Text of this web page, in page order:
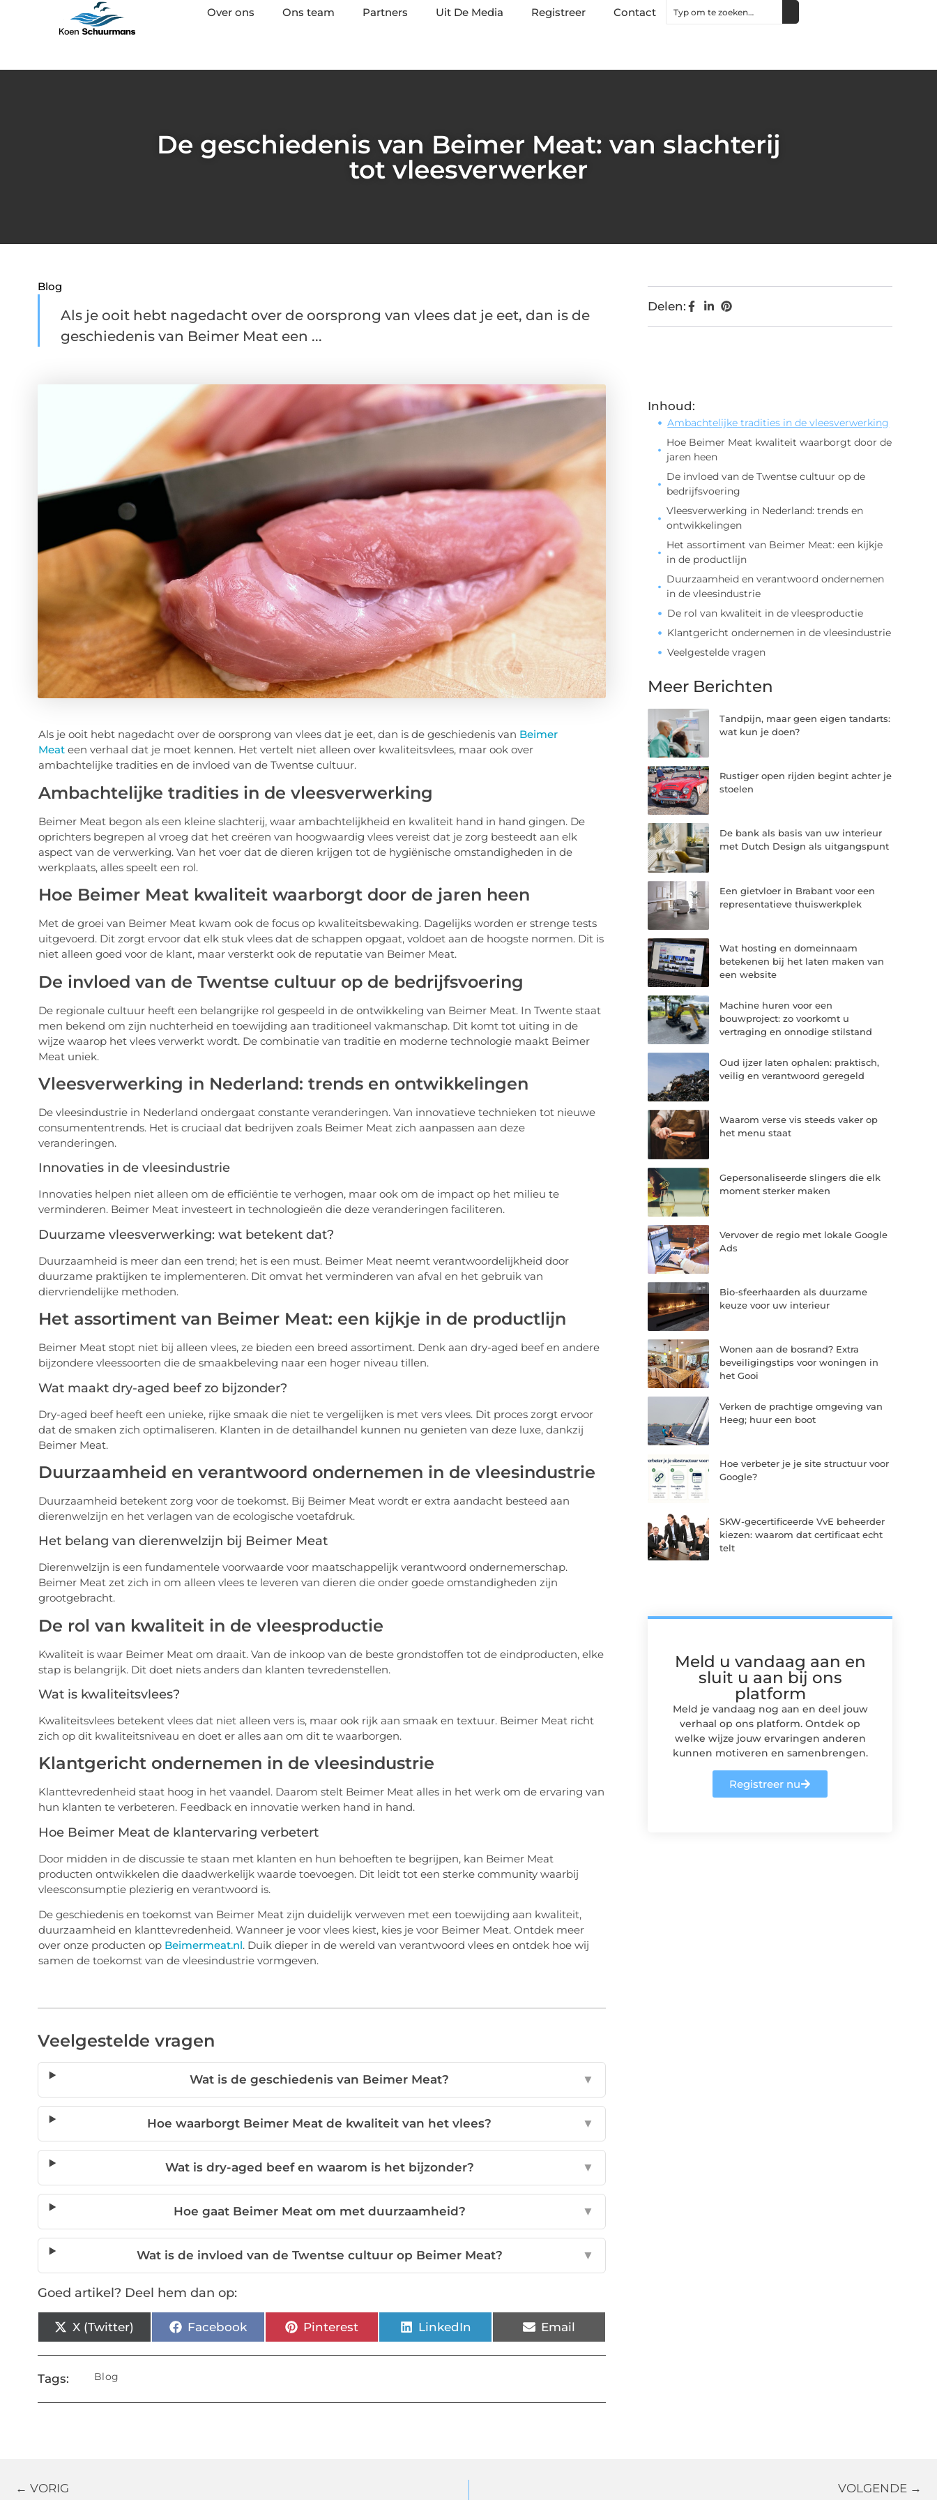
Over ons Ons team Partners Uit De Media Registreer Contact
De geschiedenis van Beimer Meat: van slachterij
tot vleesverwerker
Blog
Als je ooit hebt nagedacht over de oorsprong van vlees dat je eet, dan is de
geschiedenis van Beimer Meat een ...
Als je ooit hebt nagedacht over de oorsprong van vlees dat je eet, dan is de geschiedenis van Beimer
Meateen verhaal dat je moet kennen. Het vertelt niet alleen over kwaliteitsvlees, maar ook over
ambachtelijke tradities en de invloed van de Twentse cultuur.
Ambachtelijke tradities in de vleesverwerking
Beimer Meat begon als een kleine slachterij, waar ambachtelijkheid en kwaliteit hand in hand gingen. De
oprichters begrepen al vroeg dat het creëren van hoogwaardig vlees vereist dat je zorg besteedt aan elk
aspect van de verwerking. Van het voer dat de dieren krijgen tot de hygiënische omstandigheden in de
werkplaats, alles speelt een rol.
Hoe Beimer Meat kwaliteit waarborgt door de jaren heen
Met de groei van Beimer Meat kwam ook de focus op kwaliteitsbewaking. Dagelijks worden er strenge tests
uitgevoerd. Dit zorgt ervoor dat elk stuk vlees dat de schappen opgaat, voldoet aan de hoogste normen. Dit is
niet alleen goed voor de klant, maar versterkt ook de reputatie van Beimer Meat.
De invloed van de Twentse cultuur op de bedrijfsvoering
De regionale cultuur heeft een belangrijke rol gespeeld in de ontwikkeling van Beimer Meat. In Twente staat
men bekend om zijn nuchterheid en toewijding aan traditioneel vakmanschap. Dit komt tot uiting in de
wijze waarop het vlees verwerkt wordt. De combinatie van traditie en moderne technologie maakt Beimer
Meat uniek.
Vleesverwerking in Nederland: trends en ontwikkelingen
De vleesindustrie in Nederland ondergaat constante veranderingen. Van innovatieve technieken tot nieuwe
consumententrends. Het is cruciaal dat bedrijven zoals Beimer Meat zich aanpassen aan deze
veranderingen.
Innovaties in de vleesindustrie
Innovaties helpen niet alleen om de efficiëntie te verhogen, maar ook om de impact op het milieu te
verminderen. Beimer Meat investeert in technologieën die deze veranderingen faciliteren.
Duurzame vleesverwerking: wat betekent dat?
Duurzaamheid is meer dan een trend; het is een must. Beimer Meat neemt verantwoordelijkheid door
duurzame praktijken te implementeren. Dit omvat het verminderen van afval en het gebruik van
diervriendelijke methoden.
Het assortiment van Beimer Meat: een kijkje in de productlijn
Beimer Meat stopt niet bij alleen vlees, ze bieden een breed assortiment. Denk aan dry-aged beef en andere
bijzondere vleessoorten die de smaakbeleving naar een hoger niveau tillen.
Wat maakt dry-aged beef zo bijzonder?
Dry-aged beef heeft een unieke, rijke smaak die niet te vergelijken is met vers vlees. Dit proces zorgt ervoor
dat de smaken zich optimaliseren. Klanten in de detailhandel kunnen nu genieten van deze luxe, dankzij
Beimer Meat.
Duurzaamheid en verantwoord ondernemen in de vleesindustrie
Duurzaamheid betekent zorg voor de toekomst. Bij Beimer Meat wordt er extra aandacht besteed aan
dierenwelzijn en het verlagen van de ecologische voetafdruk.
Het belang van dierenwelzijn bij Beimer Meat
Dierenwelzijn is een fundamentele voorwaarde voor maatschappelijk verantwoord ondernemerschap.
Beimer Meat zet zich in om alleen vlees te leveren van dieren die onder goede omstandigheden zijn
grootgebracht.
De rol van kwaliteit in de vleesproductie
Kwaliteit is waar Beimer Meat om draait. Van de inkoop van de beste grondstoffen tot de eindproducten, elke
stap is belangrijk. Dit doet niets anders dan klanten tevredenstellen.
Wat is kwaliteitsvlees?
Kwaliteitsvlees betekent vlees dat niet alleen vers is, maar ook rijk aan smaak en textuur. Beimer Meat richt
zich op dit kwaliteitsniveau en doet er alles aan om dit te waarborgen.
Klantgericht ondernemen in de vleesindustrie
Klanttevredenheid staat hoog in het vaandel. Daarom stelt Beimer Meat alles in het werk om de ervaring van
hun klanten te verbeteren. Feedback en innovatie werken hand in hand.
Hoe Beimer Meat de klantervaring verbetert
Door midden in de discussie te staan met klanten en hun behoeften te begrijpen, kan Beimer Meat
producten ontwikkelen die daadwerkelijk waarde toevoegen. Dit leidt tot een sterke community waarbij
vleesconsumptie plezierig en verantwoord is.
De geschiedenis en toekomst van Beimer Meat zijn duidelijk verweven met een toewijding aan kwaliteit,
duurzaamheid en klanttevredenheid. Wanneer je voor vlees kiest, kies je voor Beimer Meat. Ontdek meer
over onze producten op Beimermeat.nl. Duik dieper in de wereld van verantwoord vlees en ontdek hoe wij
samen de toekomst van de vleesindustrie vormgeven.
Veelgestelde vragen
Wat is de geschiedenis van Beimer Meat? ▼
Hoe waarborgt Beimer Meat de kwaliteit van het vlees? ▼
Wat is dry-aged beef en waarom is het bijzonder? ▼
Hoe gaat Beimer Meat om met duurzaamheid? ▼
Wat is de invloed van de Twentse cultuur op Beimer Meat? ▼
Goed artikel? Deel hem dan op:
X (Twitter) Facebook Pinterest LinkedIn Email
Tags: Blog
Delen:
Inhoud:
Ambachtelijke tradities in de vleesverwerking
Hoe Beimer Meat kwaliteit waarborgt door de
jaren heen
De invloed van de Twentse cultuur op de
bedrijfsvoering
Vleesverwerking in Nederland: trends en
ontwikkelingen
Het assortiment van Beimer Meat: een kijkje
in de productlijn
Duurzaamheid en verantwoord ondernemen
in de vleesindustrie
De rol van kwaliteit in de vleesproductie
Klantgericht ondernemen in de vleesindustrie
Veelgestelde vragen
Meer Berichten
Tandpijn, maar geen eigen tandarts:
wat kun je doen?
Rustiger open rijden begint achter je
stoelen
De bank als basis van uw interieur
met Dutch Design als uitgangspunt
Een gietvloer in Brabant voor een
representatieve thuiswerkplek
Wat hosting en domeinnaam
betekenen bij het laten maken van
een website
Machine huren voor een
bouwproject: zo voorkomt u
vertraging en onnodige stilstand
Oud ijzer laten ophalen: praktisch,
veilig en verantwoord geregeld
Waarom verse vis steeds vaker op
het menu staat
Gepersonaliseerde slingers die elk
moment sterker maken
Vervover de regio met lokale Google
Ads
Bio-sfeerhaarden als duurzame
keuze voor uw interieur
Wonen aan de bosrand? Extra
beveiligingstips voor woningen in
het Gooi
Verken de prachtige omgeving van
Heeg; huur een boot
Hoe verbeter je je site structuur voor
Google?
SKW-gecertificeerde VvE beheerder
kiezen: waarom dat certificaat echt
telt
Meld u vandaag aan en
sluit u aan bij ons
platform
Meld je vandaag nog aan en deel jouw
verhaal op ons platform. Ontdek op
welke wijze jouw ervaringen anderen
kunnen motiveren en samenbrengen.
Registreer nu
← VORIG VOLGENDE →